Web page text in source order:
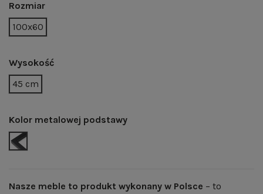
Rozmiar
100x60
Wysokość
45 cm
Kolor metalowej podstawy
CZARNY MAT | RAL 9005
Nasze meble to produkt wykonany w Polsce – to